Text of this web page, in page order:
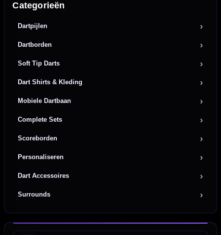
Categorieën
Dartpijlen
Dartborden
Soft Tip Darts
Dart Shirts & Kleding
Mobiele Dartbaan
Complete Sets
Scoreborden
Personaliseren
Dart Accessoires
Surrounds